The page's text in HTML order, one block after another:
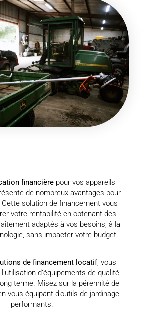
financièrepour vos appareils
de nombreux avantages pour
solution de financement vous
votre rentabilité en obtenant des
adaptés à vos besoins, à la
sans impacter votre budget.
de financement locatif, vous
d’équipements de qualité,
terme. Misez sur la pérennité de
vous équipant d’outils de jardinage
performants.